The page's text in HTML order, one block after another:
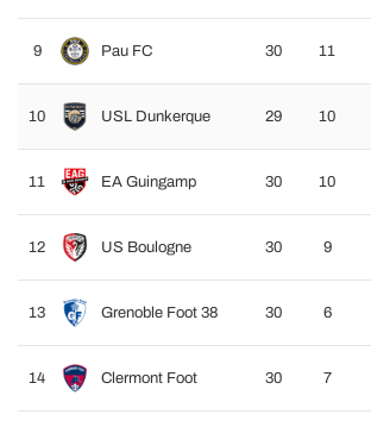
9 Pau FC 30 11
10 USL Dunkerque 29 10
11 EA Guingamp 30 10
12 US Boulogne 30 9
13 Grenoble Foot 38 30 6
14 Clermont Foot 30 7